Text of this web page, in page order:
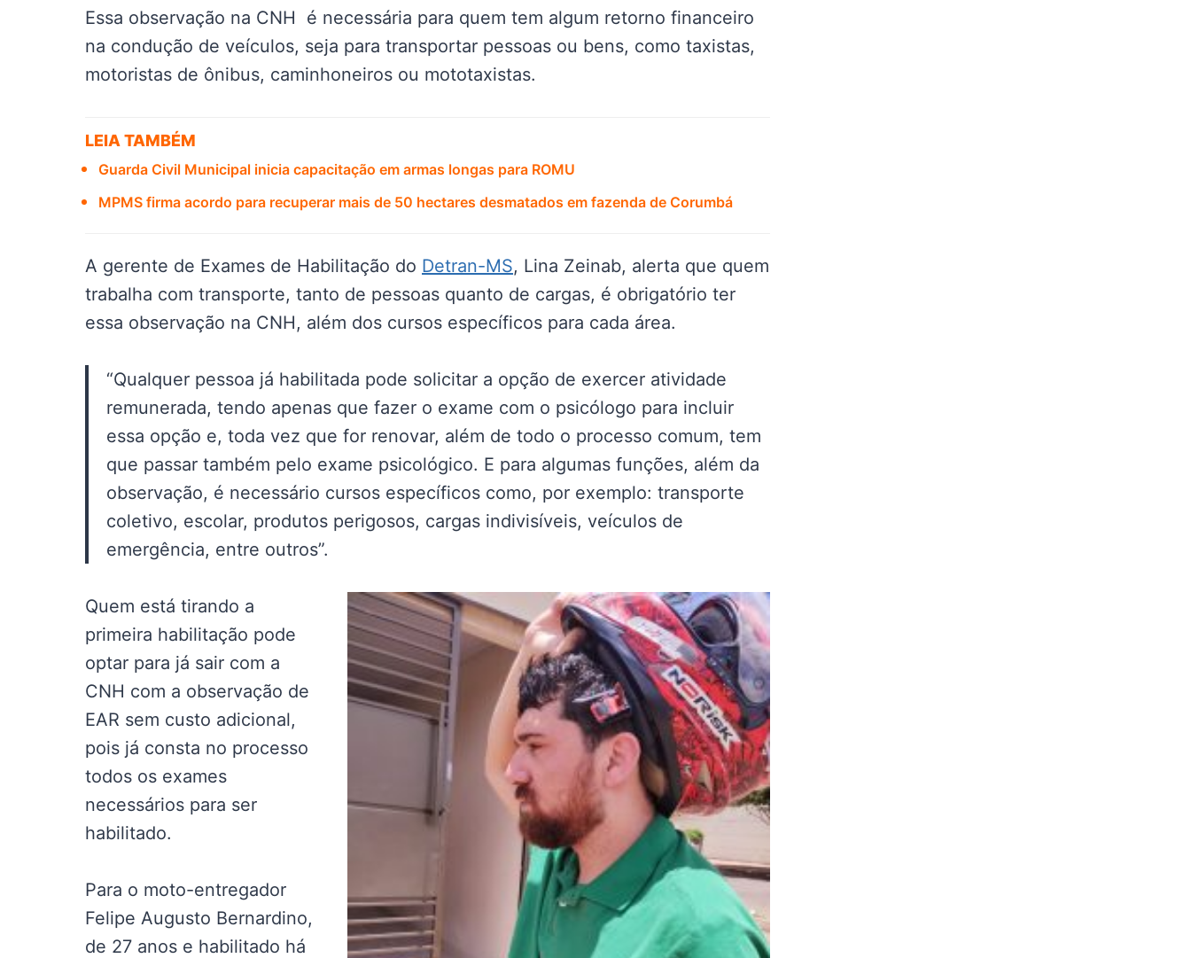
Essa observação na CNH é necessária para quem tem algum retorno financeiro
na condução de veículos, seja para transportar pessoas ou bens, como taxistas,
motoristas de ônibus, caminhoneiros ou mototaxistas.
LEIA TAMBÉM
Guarda Civil Municipal inicia capacitação em armas longas para ROMU
MPMS firma acordo para recuperar mais de 50 hectares desmatados em fazenda de Corumbá
A gerente de Exames de Habilitação do Detran-MS, Lina Zeinab, alerta que quem
trabalha com transporte, tanto de pessoas quanto de cargas, é obrigatório ter
essa observação na CNH, além dos cursos específicos para cada área.
“Qualquer pessoa já habilitada pode solicitar a opção de exercer atividade
remunerada, tendo apenas que fazer o exame com o psicólogo para incluir
essa opção e, toda vez que for renovar, além de todo o processo comum, tem
que passar também pelo exame psicológico. E para algumas funções, além da
observação, é necessário cursos específicos como, por exemplo: transporte
coletivo, escolar, produtos perigosos, cargas indivisíveis, veículos de
emergência, entre outros”.
Quem está tirando a
primeira habilitação pode
optar para já sair com a
CNH com a observação de
EAR sem custo adicional,
pois já consta no processo
todos os exames
necessários para ser
habilitado.
Para o moto-entregador
Felipe Augusto Bernardino,
de 27 anos e habilitado há